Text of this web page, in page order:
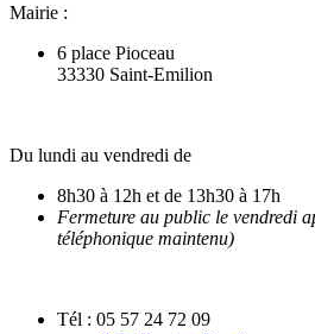
Mairie :
6 place Pioceau
33330 Saint-Emilion
Du lundi au vendredi de
8h30 à 12h et de 13h30 à 17h
Fermeture au public le vendredi
téléphonique maintenu)
Tél : 05 57 24 72 09